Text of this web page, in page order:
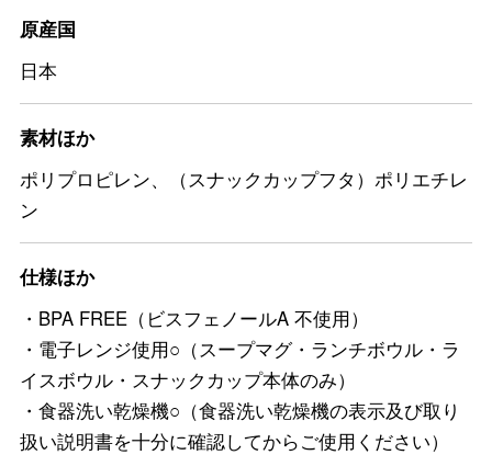
原産国
日本
素材ほか
ポリプロピレン、（スナックカップフタ）ポリエチレ
ン
仕様ほか
・BPA FREE（ビスフェノールA 不使用）
・電子レンジ使用○（スープマグ・ランチボウル・ラ
イスボウル・スナックカップ本体のみ）
・食器洗い乾燥機○（食器洗い乾燥機の表示及び取り
扱い説明書を十分に確認してからご使用ください）